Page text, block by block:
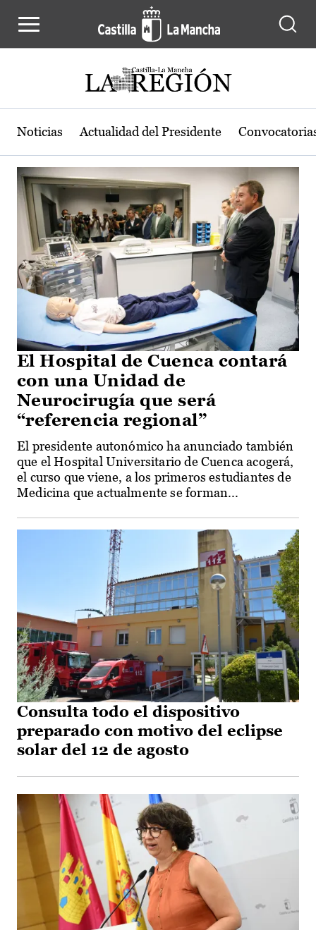
Actualidad de la región de Castilla-
Noticias Actualidad del Presidente
El Hospital de Cuenca contará
con una Unidad de
Neurocirugía que será
“referencia regional”
El presidente autonómico ha anunciado también
que el Hospital Universitario de Cuenca acogerá,
el curso que viene, a los primeros estudiantes de
Medicina que actualmente se forman...
Consulta todo el dispositivo
preparado con motivo del eclipse
solar del 12 de agosto